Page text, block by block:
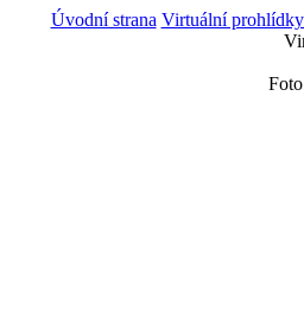
Úvodní strana Virtuální prohlídky